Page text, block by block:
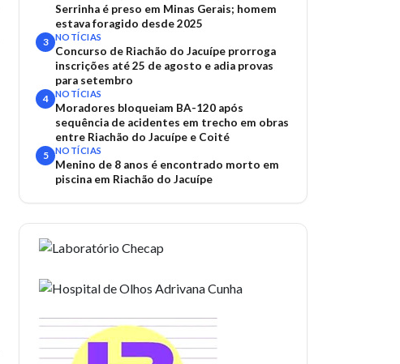
Serrinha é preso em Minas Gerais; homem
estava foragido desde 2025
3 NOTÍCIAS
Concurso de Riachão do Jacuípe prorroga
inscrições até 25 de agosto e adia provas
para setembro
4 NOTÍCIAS
Moradores bloqueiam BA-120 após
sequência de acidentes em trecho em obras
entre Riachão do Jacuípe e Coité
5 NOTÍCIAS
Menino de 8 anos é encontrado morto em
piscina em Riachão do Jacuípe